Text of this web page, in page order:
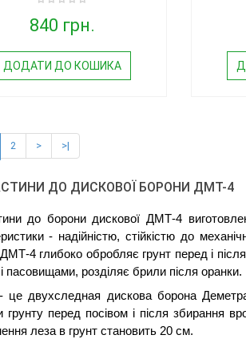
840 грн.
ДОДАТИ ДО КОШИКА
2 > >|
ДО ДИСКОВОЇ БОРОНИ ДМТ-4
до борони дискової ДМТ-4
- надійністю, стійкістю до
4 глибоко обробляє грунт перед і
пасовищами, розділяє брили після оранки.
двухследная дискова борона
грунту перед посівом і після збирання
леза в грунт становить 20 см.